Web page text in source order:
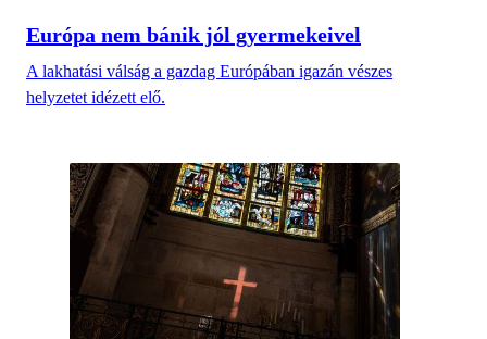
Európa nem bánik jól gyermekeivel
A lakhatási válság a gazdag Európában igazán vészes
helyzetet idézett elő.